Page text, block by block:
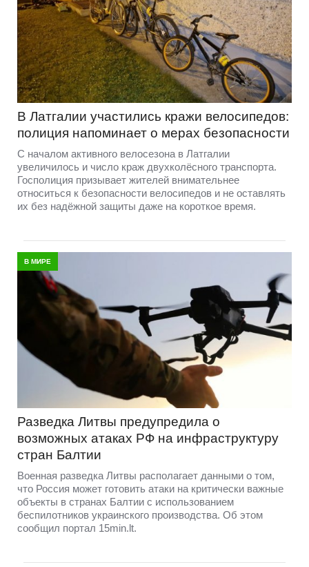
В Латгалии участились кражи велосипедов:
полиция напоминает о мерах безопасности
С началом активного велосезона в Латгалии
увеличилось и число краж двухколёсного транспорта.
Госполиция призывает жителей внимательнее
относиться к безопасности велосипедов и не оставлять
их без надёжной защиты даже на короткое время.
В МИРЕ
Разведка Литвы предупредила о
возможных атаках РФ на инфраструктуру
стран Балтии
Военная разведка Литвы располагает данными о том,
что Россия может готовить атаки на критически важные
объекты в странах Балтии с использованием
беспилотников украинского производства. Об этом
сообщил портал 15min.lt.